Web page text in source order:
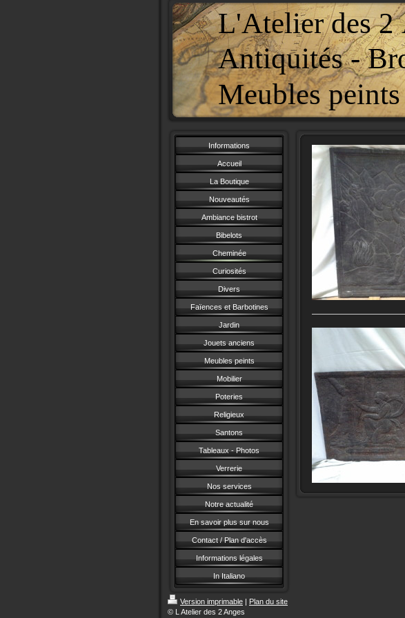
L'Atelier des 2
Antiquités -
Meubles peints
Informations
Accueil
La Boutique
Nouveautés
Ambiance bistrot
Bibelots
Cheminée
Curiosités
Divers
Faïences et Barbotines
Jardin
Jouets anciens
Meubles peints
Mobilier
Poteries
Religieux
Santons
Tableaux - Photos
Verrerie
Nos services
Notre actualité
En savoir plus sur nous
Contact / Plan d'accès
Informations légales
In Italiano
Version imprimable | Plan du site
© L Atelier des 2 Anges